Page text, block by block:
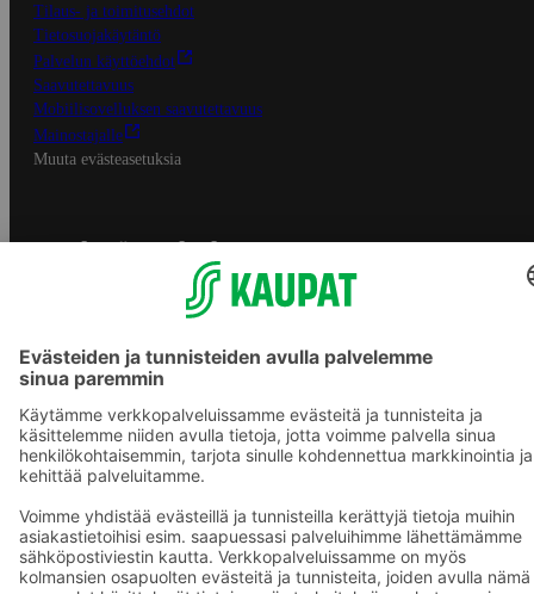
Tilaus- ja toimitusehdot
Tietosuojakäytäntö
Palvelun käyttöehdot
Saavutettavuus
Mobiilisovelluksen saavutettavuus
Mainostajalle
Muuta evästeasetuksia
S-ryhmän palvelut
Asiakasomistajuus
Yhteishyvä Ruoka -sovellus
Prisma.fi
Sokos.fi
S-Pankki
Sokos Hotels
Raflaamo